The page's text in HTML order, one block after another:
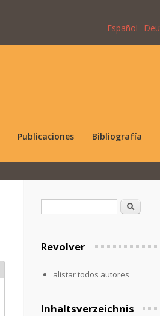
Español
Publicaciones Bibliografía
Formulario de búsqueda
Buscar
Revolver
alistar todos autores
Inhaltsverzeichnis